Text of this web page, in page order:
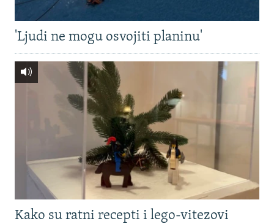
'Ljudi ne mogu osvojiti planinu'
Kako su ratni recepti i lego-vitezovi